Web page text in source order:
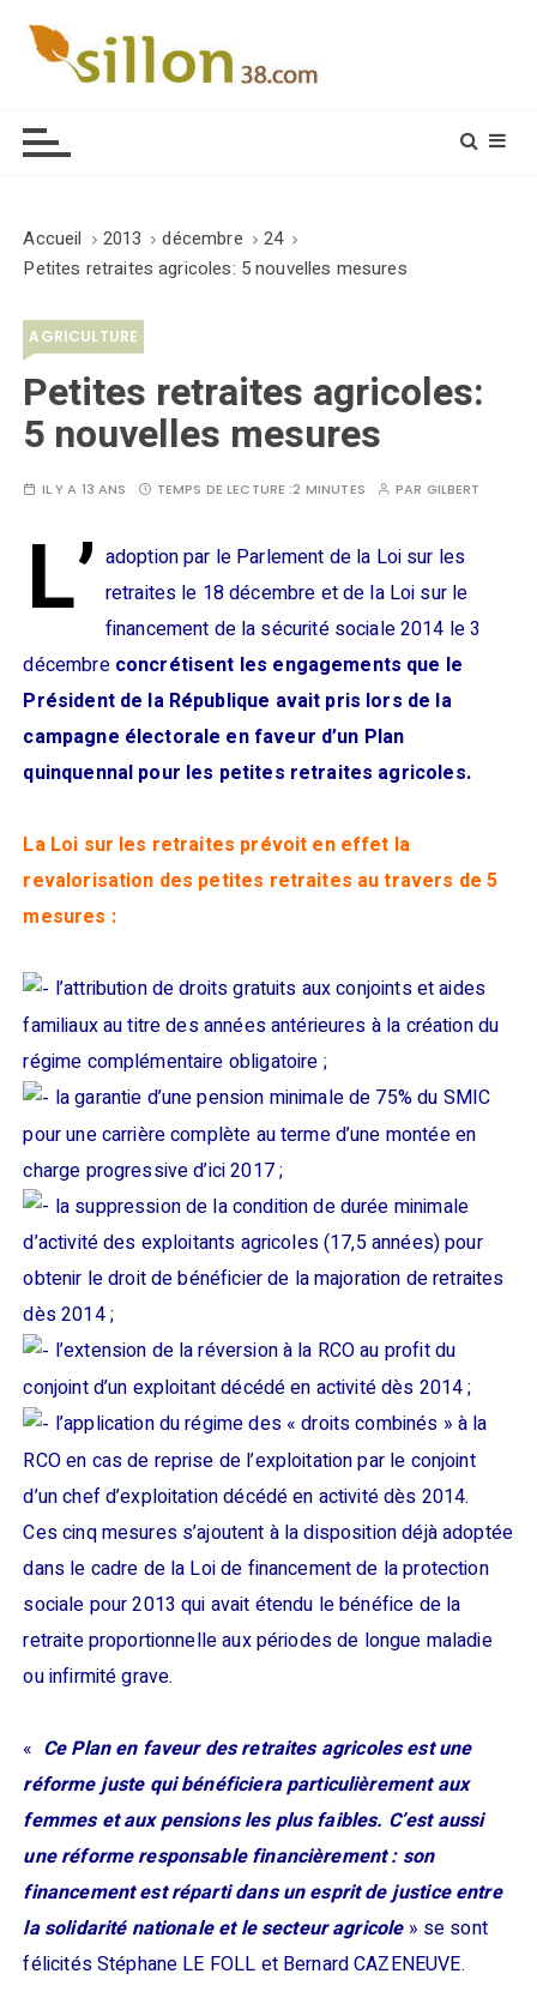
Accueil 2013 décembre
24
Petites retraites agricoles: 5 nouvelles mesures
AGRICULTURE
Petites retraites agricoles:
5 nouvelles mesures
IL Y A 13 ANS TEMPS DE LECTURE :2 MINUTES PAR GILBERT
L’ adoption par le Parlement de la Loi sur les
retraites le 18 décembre et de la Loi sur le
financement de la sécurité sociale 2014 le 3
décembre concrétisent les engagements que le
Président de la République avait pris lors de la
campagne électorale en faveur d’un Plan
quinquennal pour les petites retraites agricoles.
La Loi sur les retraites prévoit en effet la
revalorisation des petites retraites au travers de 5
mesures :
l’attribution de droits gratuits aux conjoints et aides
familiaux au titre des années antérieures à la création du
régime complémentaire obligatoire ;
la garantie d’une pension minimale de 75% du SMIC
pour une carrière complète au terme d’une montée en
charge progressive d’ici 2017 ;
la suppression de la condition de durée minimale
d’activité des exploitants agricoles (17,5 années) pour
obtenir le droit de bénéficier de la majoration de retraites
dès 2014 ;
l’extension de la réversion à la RCO au profit du
conjoint d’un exploitant décédé en activité dès 2014 ;
l’application du régime des « droits combinés » à la
RCO en cas de reprise de l’exploitation par le conjoint
d’un chef d’exploitation décédé en activité dès 2014.
Ces cinq mesures s’ajoutent à la disposition déjà adoptée
dans le cadre de la Loi de financement de la protection
sociale pour 2013 qui avait étendu le bénéfice de la
retraite proportionnelle aux périodes de longue maladie
ou infirmité grave.
« Ce Plan en faveur des retraites agricoles est une
réforme juste qui bénéficiera particulièrement aux
femmes et aux pensions les plus faibles. C’est aussi
une réforme responsable financièrement : son
financement est réparti dans un esprit de justice entre
la solidarité nationale et le secteur agricole » se sont
félicités Stéphane LE FOLL et Bernard CAZENEUVE.